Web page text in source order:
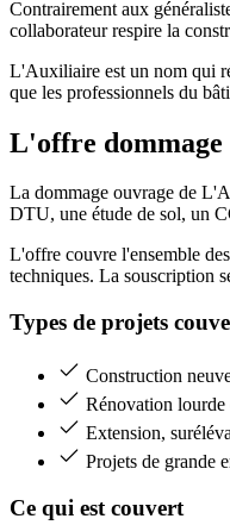
Contrairement aux
collaborateur respire la
L'Auxiliaire est un nom qui
que les professionnels du
L'offre dommage
La dommage ouvrage de
DTU, une étude de sol, un
L'offre couvre l'ensemble
techniques. La souscription
Types de projets
Construction
Rénovation lourde
Extension,
Projets de grande
Ce qui est couvert